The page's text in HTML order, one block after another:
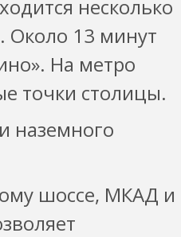
несколько
Около 13 минут
На метро
точки столицы.
наземного
шоссе, МКАД и